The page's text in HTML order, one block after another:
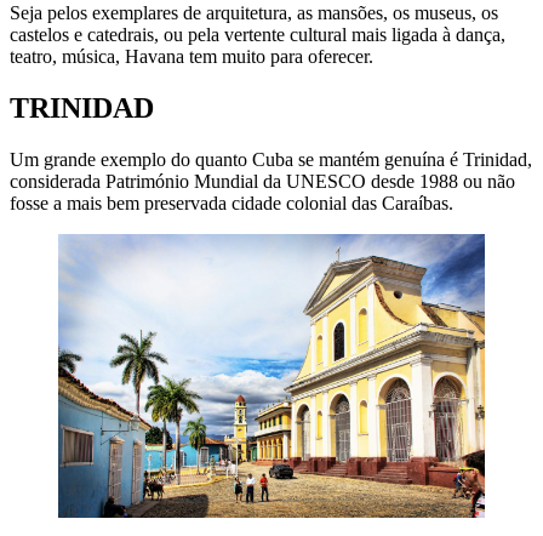
Seja pelos exemplares de arquitetura, as mansões, os museus, os
castelos e catedrais, ou pela vertente cultural mais ligada à dança,
teatro, música, Havana tem muito para oferecer.
TRINIDAD
Um grande exemplo do quanto Cuba se mantém genuína é Trinidad,
considerada Património Mundial da UNESCO desde 1988 ou não
fosse a mais bem preservada cidade colonial das Caraíbas.